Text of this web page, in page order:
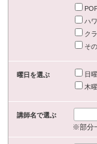
ハ
ク
そ
曜日を選ぶ 日
木
講師名で選ぶ
※部分